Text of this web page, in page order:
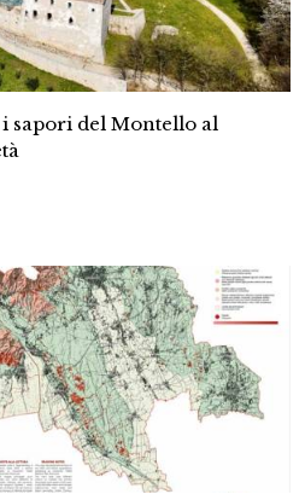
i sapori del Montello al